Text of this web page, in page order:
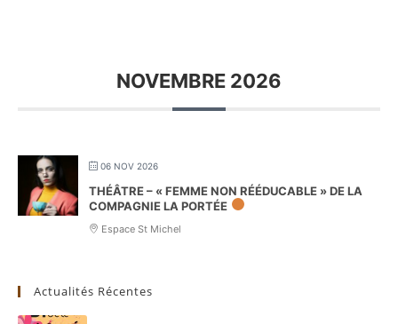
NOVEMBRE 2026
06 NOV 2026
THÉÂTRE – « FEMME NON RÉÉDUCABLE » DE LA
COMPAGNIE LA PORTÉE
Espace St Michel
Actualités Récentes